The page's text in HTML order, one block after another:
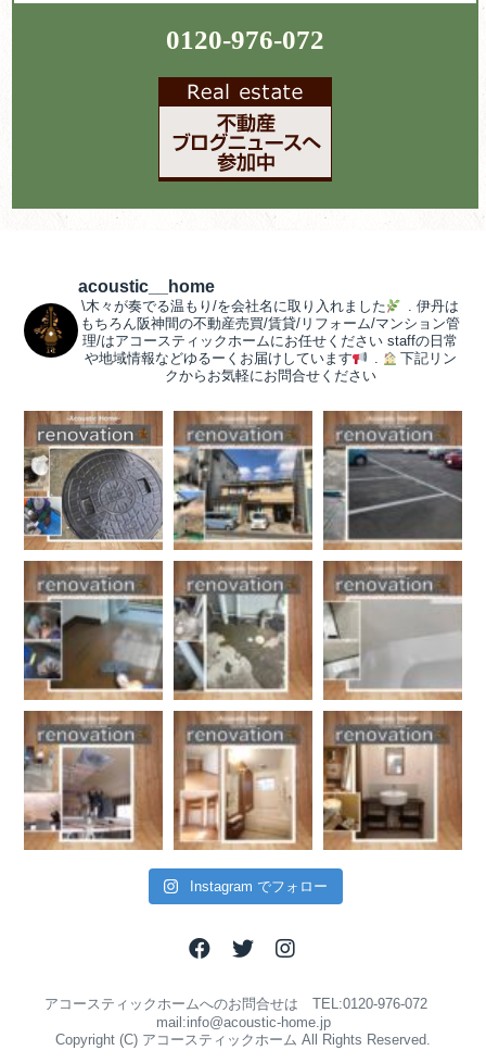
0120-976-072
acoustic__home
\木々が奏でる温もり/を会社名に取り入れました . 伊丹は
もちろん阪神間の不動産売買/賃貸/リフォーム/マンション管
理/はアコースティックホームにお任せください staffの日常
や地域情報などゆるーくお届けしています
.
下記リン
クからお気軽にお問合せください
Instagram でフォロー
アコースティックホームへのお問合せは TEL:0120-976-072
mail:info@acoustic-home.jp
Copyright (C) アコースティックホーム All Rights Reserved.